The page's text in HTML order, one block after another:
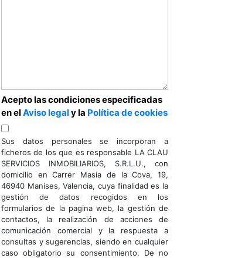
Acepto las condiciones especificadas
en elAviso legaly la Política de cookies
Sus datos personales se incorporan a
ficheros de los que es responsable LA CLAU
SERVICIOS INMOBILIARIOS, S.R.L.U., con
domicilio en Carrer Masia de la Cova, 19,
46940 Manises, Valencia, cuya finalidad es la
gestión de datos recogidos en los
formularios de la pagina web, la gestión de
contactos, la realización de acciones de
comunicación comercial y la respuesta a
consultas y sugerencias, siendo en cualquier
caso obligatorio su consentimiento. De no